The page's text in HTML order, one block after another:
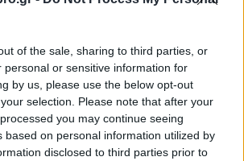
of the sale, sharing to third parties, or
personal or sensitive information for
by us, please use the below opt-out
selection. Please note that after your
you may continue seeing
based on personal information utilized by
disclosed to third parties prior to
σε Επιχειρησιακό Ηγέτη